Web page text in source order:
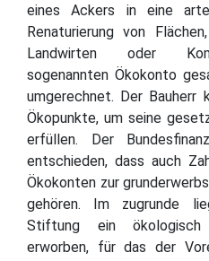
eines Ackers in eine
Renaturierung von
Landwirten oder
sogenannten Ökokonto
umgerechnet. Der
Ökopunkte, um seine
erfüllen. Der
entschieden, dass auch
Ökokonten zur
gehören. Im zugrunde
Stiftung ein ökologisch
erworben, für das der